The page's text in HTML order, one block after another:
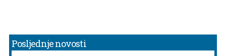
Posljednje novosti